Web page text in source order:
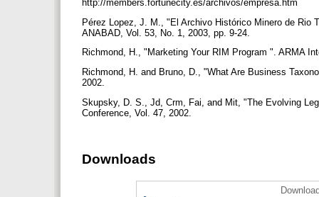
http://members.fortunecity.es/archivos/empresa.htm
Pérez Lopez, J. M., "El Archivo Histórico Minero de Rio
ANABAD, Vol. 53, No. 1, 2003, pp. 9-24.
Richmond, H., "Marketing Your RIM Program ". ARMA
Richmond, H. and Bruno, D., "What Are Business
2002.
Skupsky, D. S., Jd, Crm, Fai, and Mit, "The Evolving
Conference, Vol. 47, 2002.
Downloads